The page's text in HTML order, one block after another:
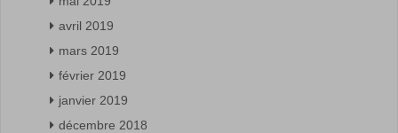
avril 2019
mars 2019
février 2019
janvier 2019
décembre 2018